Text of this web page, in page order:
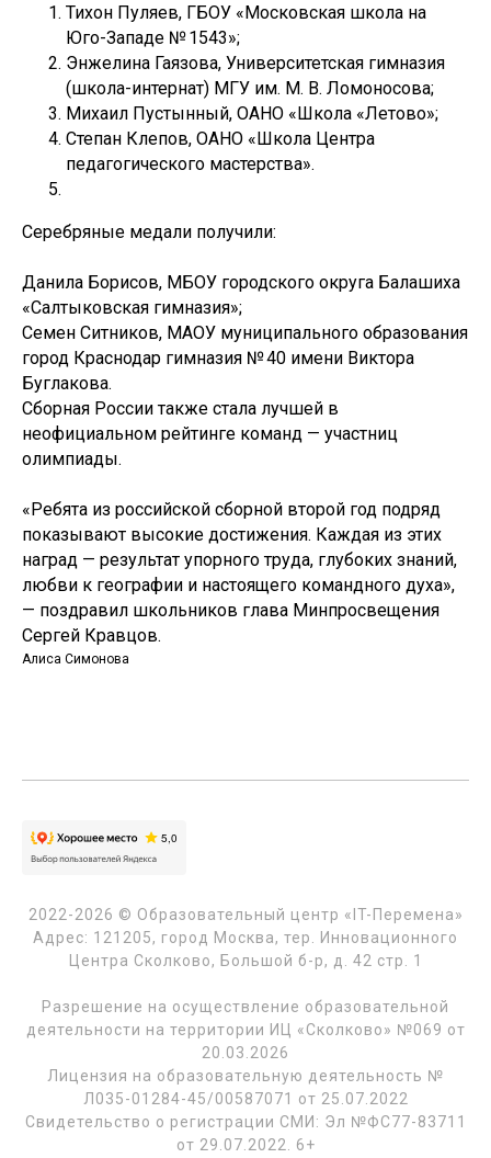
Тихон Пуляев, ГБОУ «Московская школа на
Юго-Западе № 1543»;
Энжелина Гаязова, Университетская гимназия
(школа-интернат) МГУ им. М. В. Ломоносова;
Михаил Пустынный, ОАНО «Школа «Летово»;
Степан Клепов, ОАНО «Школа Центра
педагогического мастерства».
Серебряные медали получили:
Данила Борисов, МБОУ городского округа Балашиха
«Салтыковская гимназия»;
Семен Ситников, МАОУ муниципального образования
город Краснодар гимназия № 40 имени Виктора
Буглакова.
Сборная России также стала лучшей в
неофициальном рейтинге команд — участниц
олимпиады.
«Ребята из российской сборной второй год подряд
показывают высокие достижения. Каждая из этих
наград — результат упорного труда, глубоких знаний,
любви к географии и настоящего командного духа»,
— поздравил школьников глава Минпросвещения
Сергей Кравцов.
Алиса Симонова
2022-2026 © Образовательный центр «IT-Перемена»
Адрес: 121205, город Москва, тер. Инновационного
Центра Сколково, Большой б-р, д. 42 стр. 1
Разрешение на осуществление образовательной
деятельности на территории ИЦ «Сколково» №069 от
20.03.2026
Лицензия на образовательную деятельность №
Л035-01284-45/00587071 от 25.07.2022
Свидетельство о регистрации СМИ: Эл №ФС77-83711
от 29.07.2022. 6+